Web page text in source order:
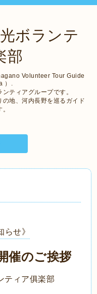
ボランテ
部
Volunteer Tour Guide
）.
ティアグループです。
地、河内長野を巡るガイド
らせ》
催のご挨拶
ティア俱楽部